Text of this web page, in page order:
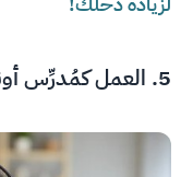
5. العمل كمُدرِّس أونلاين